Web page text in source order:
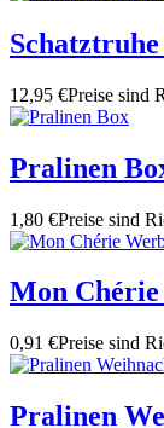
12,95 €Preise sind
Pralinen
1,80 €Preise sind
Mon Chérie
0,91 €Preise sind
Pralinen